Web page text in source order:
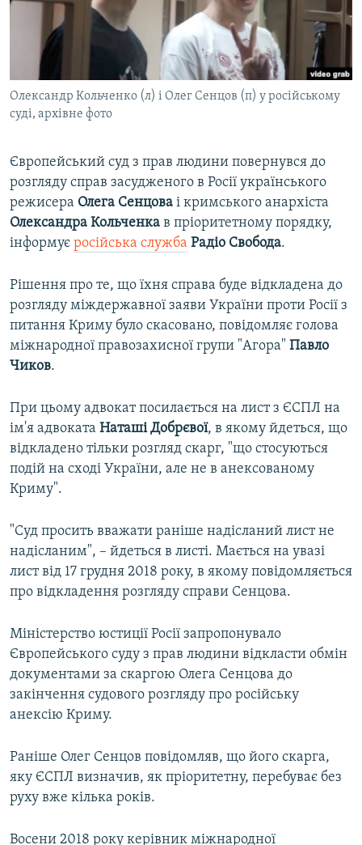
ВІДЕОУРОКИ «ELIFBE»
СВІДЧЕННЯ ОКУПАЦІЇ
УКРАЇНСЬКА ПРОБЛЕМА КРИМУ
ІНФОГРАФІКА
Русский
Qırımtatar
ДОЛУЧАЙСЯ!
Усі сайти RFE/RL
Олександр Кольченко (л) і Олег Сенцов (п) у російському
суді, архівне фото
Європейський суд з прав людини повернувся до
розгляду справ засудженого в Росії українського
режисера Олега Сенцова і кримського анархіста
Олександра Кольченка в пріоритетному порядку,
інформує російська служба Радіо Свобода.
Рішення про те, що їхня справа буде відкладена до
розгляду міждержавної заяви України проти Росії з
питання Криму було скасовано, повідомляє голова
міжнародної правозахисної групи "Агора" Павло
Чиков.
При цьому адвокат посилається на лист з ЄСПЛ на
ім'я адвоката Наташі Добрєвої, в якому йдеться, що
відкладено тільки розгляд скарг, "що стосуються
подій на сході України, але не в анексованому
Криму".
"Суд просить вважати раніше надісланий лист не
надісланим", – йдеться в листі. Мається на увазі
лист від 17 грудня 2018 року, в якому повідомляється
про відкладення розгляду справи Сенцова.
Міністерство юстиції Росії запропонувало
Європейського суду з прав людини відкласти обмін
документами за скаргою Олега Сенцова до
закінчення судового розгляду про російську
анексію Криму.
Раніше Олег Сенцов повідомляв, що його скарга,
яку ЄСПЛ визначив, як пріоритетну, перебуває без
руху вже кілька років.
Восени 2018 року керівник міжнародної